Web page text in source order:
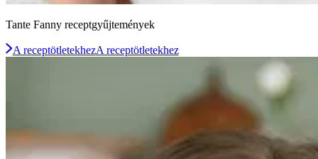
Tante Fanny receptgyűjtemények
A receptötletekhezA receptötletekhez